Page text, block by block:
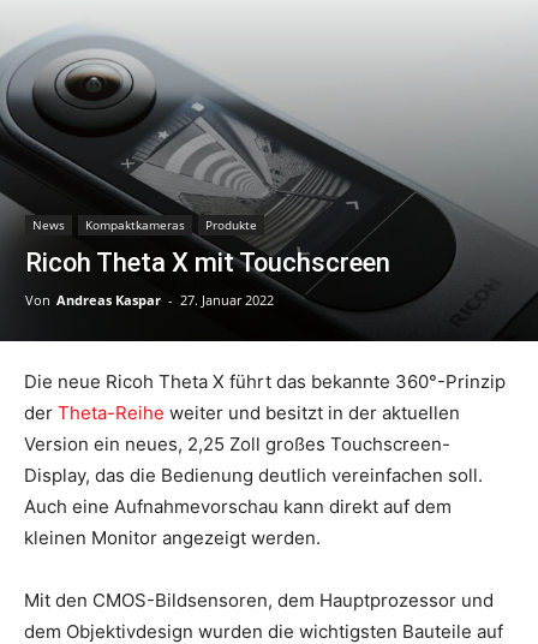
News Kompaktkameras Produkte
Ricoh Theta X mit Touchscreen
Von Andreas Kaspar - 27. Januar 2022
Die neue Ricoh Theta X führt das bekannte 360°-Prinzip
der Theta-Reihe weiter und besitzt in der aktuellen
Version ein neues, 2,25 Zoll großes Touchscreen-
Display, das die Bedienung deutlich vereinfachen soll.
Auch eine Aufnahmevorschau kann direkt auf dem
kleinen Monitor angezeigt werden.
Mit den CMOS-Bildsensoren, dem Hauptprozessor und
dem Objektivdesign wurden die wichtigsten Bauteile auf